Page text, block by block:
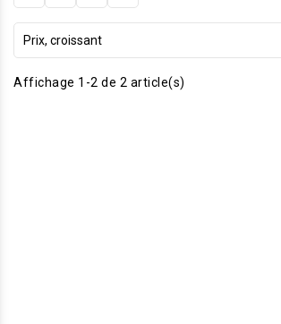
Prix, croissant
Affichage 1-2 de 2 article(s)